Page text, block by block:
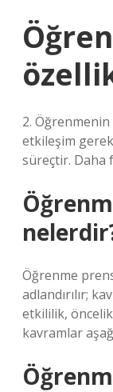
2.
etkileşim
süreçtir. Daha
Öğrenme
adlandırılır;
etkililik,
kavramlar